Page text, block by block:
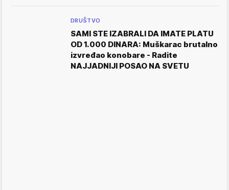
DRUŠTVO
SAMI STE IZABRALI DA IMATE PLATU
OD 1.000 DINARA: Muškarac brutalno
izvređao konobare - Radite
NAJJADNIJI POSAO NA SVETU